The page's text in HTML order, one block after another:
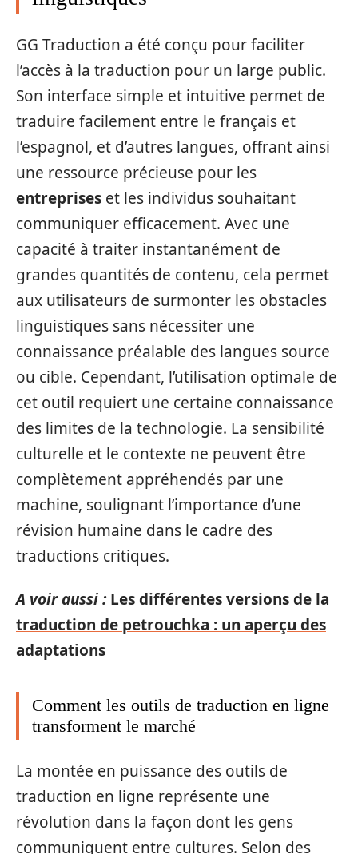
GG Traduction a été conçu pour faciliter
l’accès à la traduction pour un large public.
Son interface simple et intuitive permet de
traduire facilement entre le français et
l’espagnol, et d’autres langues, offrant ainsi
une ressource précieuse pour les
entreprises et les individus souhaitant
communiquer efficacement. Avec une
capacité à traiter instantanément de
grandes quantités de contenu, cela permet
aux utilisateurs de surmonter les obstacles
linguistiques sans nécessiter une
connaissance préalable des langues source
ou cible. Cependant, l’utilisation optimale de
cet outil requiert une certaine connaissance
des limites de la technologie. La sensibilité
culturelle et le contexte ne peuvent être
complètement appréhendés par une
machine, soulignant l’importance d’une
révision humaine dans le cadre des
traductions critiques.
A voir aussi : Les différentes versions de la
traduction de petrouchka : un aperçu des
adaptations
Comment les outils de traduction en ligne
transforment le marché
La montée en puissance des outils de
traduction en ligne représente une
révolution dans la façon dont les gens
communiquent entre cultures. Selon des